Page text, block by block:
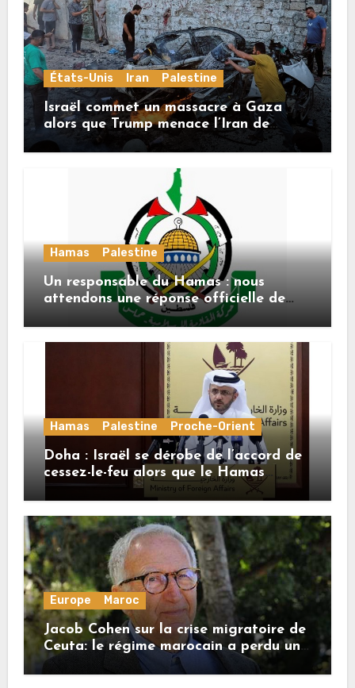
États-Unis Iran Palestine
Israël commet un massacre à Gaza
alors que Trump menace l’Iran de
«décapitation»
Hamas Palestine
Un responsable du Hamas : nous
attendons une réponse officielle de
Mladenov concernant la feuille de
route de la deuxième phase de l’accord
Hamas Palestine Proche-Orient
Doha : Israël se dérobe de l’accord de
cessez-le-feu alors que le Hamas
honore ses engagements
Europe Maroc
Jacob Cohen sur la crise migratoire de
Ceuta: le régime marocain a perdu une
bonne part de sa crédibilité vis-à-vis
de l’Union européenne